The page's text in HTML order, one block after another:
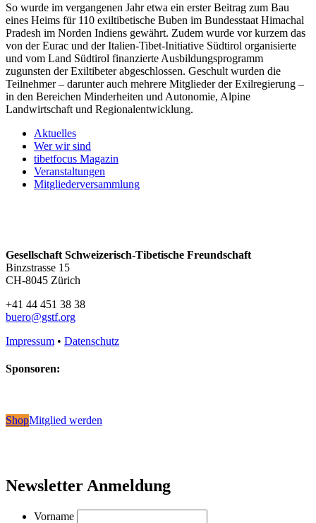
So wurde im vergangenen Jahr etwa ein erster Beitrag zum Bau
eines Heims für 110 exiltibetische Buben im Bundesstaat Himachal
Pradesh im Norden Indiens gewährt. Zudem wurde vor kurzem das
von der Eurac und der Italien-Tibet-Initiative Südtirol organisierte
und vom Land Südtirol finanzierte Ausbildungsprogramm
zugunsten der Exiltibeter abgeschlossen. Geschult wurden die
Teilnehmer – darunter auch mehrere Mitglieder der Exilregierung –
in den Bereichen Minderheiten und Autonomie, Alpine
Landwirtschaft und Regionalentwicklung.
Aktuelles
Wer wir sind
tibetfocus Magazin
Veranstaltungen
Mitgliederversammlung
Gesellschaft Schweizerisch-Tibetische Freundschaft
Binzstrasse 15
CH-8045 Zürich
+41 44 451 38 38
buero@gstf.org
Impressum • Datenschutz
Sponsoren:
ShopMitglied werden
Newsletter Anmeldung
Vorname